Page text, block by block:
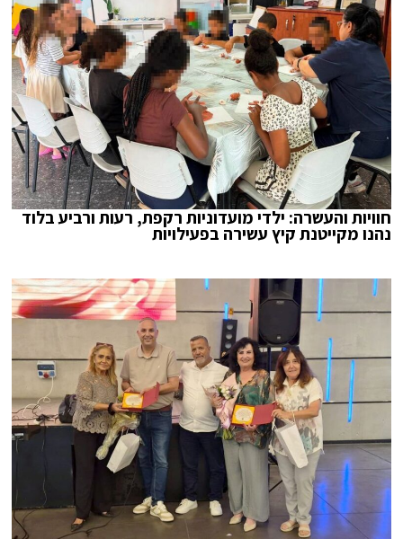
חוויות והעשרה: ילדי מועדוניות רקפת, רעות ורביע בלוד
נהנו מקייטנת קיץ עשירה בפעילויות